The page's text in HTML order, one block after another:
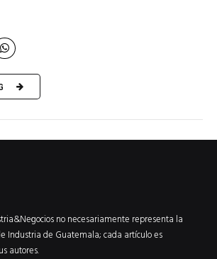
no necesariamente representa la
Industria de Guatemala; cada artículo es
autores.